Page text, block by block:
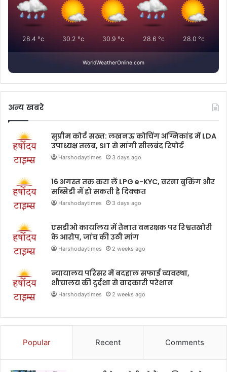
28.4 °c 30.2 °c 30.9 °c 28.6 °c 28.0 °c
WorldWeatherOnline.com
अन्य खबरे
सुप्रीम कोर्ट सख्त: लखनऊ कोचिंग अग्निकांड में LDA
उपाध्यक्ष तलब, SIT से मांगी सीलबंद रिपोर्ट
Harshodaytimes 3 days ago
16 अगस्त तक करा लें LPG e-KYC, वरना बुकिंग और
सब्सिडी में हो सकती है दिक्कत
Harshodaytimes 3 days ago
एसडीओ कार्यालय में तैनात वनरक्षक पर रिश्वतखोरी
के आरोप, जांच की उठी मांग
Harshodaytimes 2 weeks ago
न्यायालय परिसर में बदहाल सफाई व्यवस्था,
शौचालय की दुर्दशा से वादकारी परेशान
Harshodaytimes 2 weeks ago
Popular Recent Comments